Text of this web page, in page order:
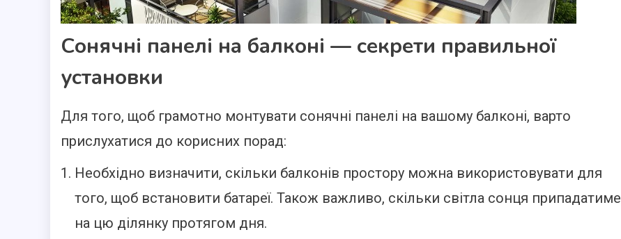
Сонячні панелі на балконі — секрети правильної
установки
Для того, щоб грамотно монтувати сонячні панелі на вашому балконі, варто
прислухатися до корисних порад:
Необхідно визначити, скільки балконів простору можна використовувати для
того, щоб встановити батареї. Також важливо, скільки світла сонця припадатиме
на цю ділянку протягом дня.